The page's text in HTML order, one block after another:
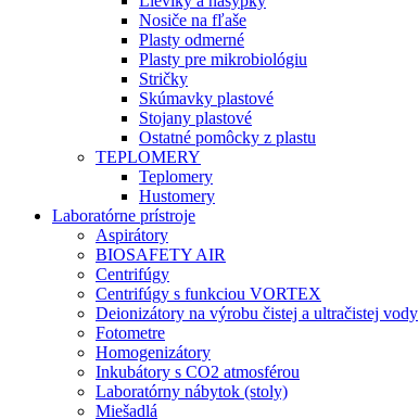
Nosiče na fľaše
Plasty odmerné
Plasty pre mikrobiológiu
Stričky
Skúmavky plastové
Stojany plastové
Ostatné pomôcky z plastu
TEPLOMERY
Teplomery
Hustomery
Laboratórne prístroje
Aspirátory
BIOSAFETY AIR
Centrifúgy
Centrifúgy s funkciou VORTEX
Deionizátory na výrobu čistej a ultračistej vody
Fotometre
Homogenizátory
Inkubátory s CO2 atmosférou
Laboratórny nábytok (stoly)
Miešadlá